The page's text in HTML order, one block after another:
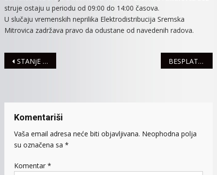
struje ostaju u periodu od 09:00 do 14:00 časova.
U slučaju vremenskih neprilika Elektrodistribucija Sremska
Mitrovica zadržava pravo da odustane od navedenih radova.
Navigacija
STANjE U SAOBRAĆAJU BESPLATNA PREDSTAVA „KRAJ VIKENDA“ ZA MITROVČANE
Komentariši
Vaša email adresa neće biti objavljivana. Neophodna polja
su označena sa *
Komentar *